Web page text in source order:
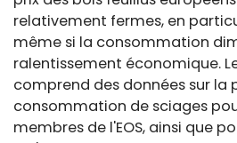
relativement fermes, en
même si la consommation
ralentissement économique.
comprend des données sur la
consommation de sciages
membres de l'EOS, ainsi que